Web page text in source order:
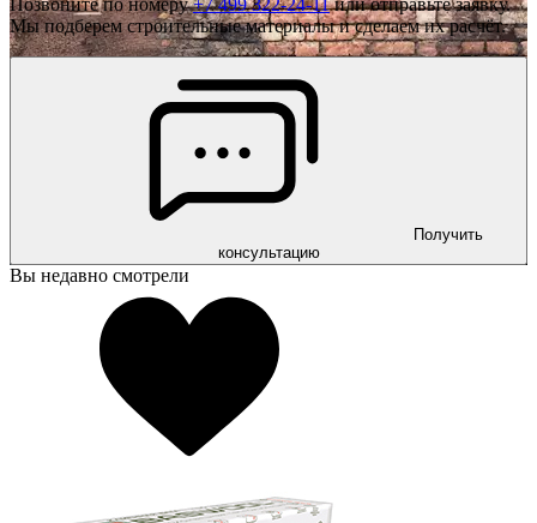
Мы подберем строительные материалы и сделаем их расчёт.
Получить
консультацию
Вы недавно смотрели